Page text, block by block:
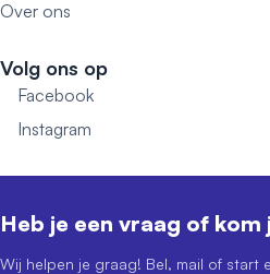
Over ons
Volg ons op
Facebook
Instagram
Heb je een vraag of
Wij helpen je graag! Bel, mail of start